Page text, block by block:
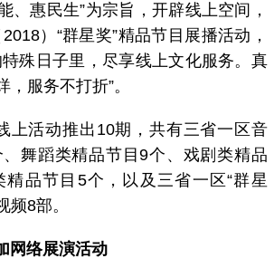
、惠民生”为宗旨，开辟线上空间，
）“群星奖”精品节目展播活动，
特殊日子里，尽享线上文化服务。真
，服务不打折”。
活动推出10期，共有三省一区音
舞蹈类精品节目9个、戏剧类精品
品节目5个，以及三省一区“群星
频8部。
网络展演活动